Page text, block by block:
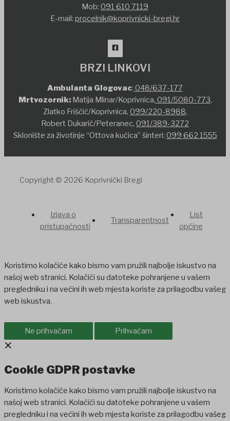
Mob: 091 610 7119
E-mail: procelnik@koprivnicki-bregi.hr
BRZI LINKOVI
Ambulanta Glogovac: 048/637-177
Mrtvozornik:Matija Mlinar/Koprivnica, 091/5080-773,
Zlatko Friščić/Koprivnica, 099/220-8988,
Robert Dukarić/Peteranec, 091/389-3272
Sklonište za životinje “Ottova kućica” šinteri: 099 662 1555
Copyright © 2026 Koprivnički Bregi
Izjava o
pristupačnosti
Transparentnost
List
općine
Koristimo kolačiće kako bismo vam pružili najbolje iskustvo na
našoj web stranici. Kolačići su datoteke pohranjene u vašem
pregledniku i na većini ih web mjesta koriste za prilagodbu vašeg
web iskustva.
Ne prihvaćam Prihvaćam
×
Cookie GDPR postavke
Koristimo kolačiće kako bismo vam pružili najbolje iskustvo na
našoj web stranici. Kolačići su datoteke pohranjene u vašem
pregledniku i na većini ih web mjesta koriste za prilagodbu vašeg